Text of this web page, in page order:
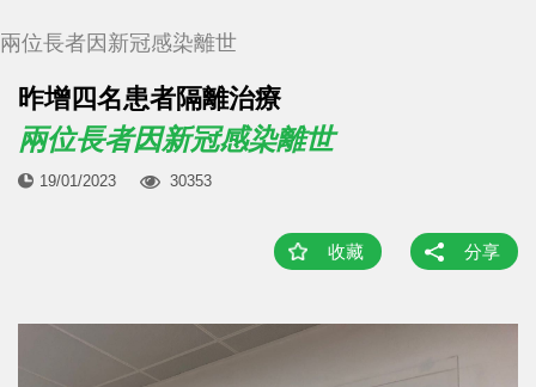
兩位長者因新冠感染離世
昨增四名患者隔離治療
兩位長者因新冠感染離世
19/01/2023 30353
收藏 分享